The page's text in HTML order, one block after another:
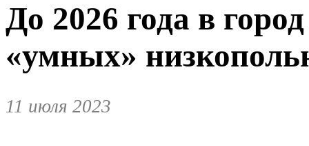
До 2026 года в
«умных»
11 июля 2023